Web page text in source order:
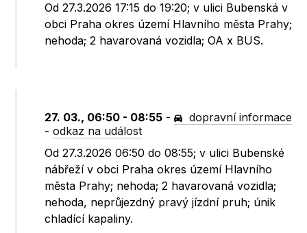
Od 27.3.2026 17:15 do 19:20; v ulici Bubenská v
obci Praha okres území Hlavního města Prahy;
nehoda; 2 havarovaná vozidla; OA x BUS.
27. 03., 06:50 - 08:55 -
dopravní informace
-odkaz na událost
Od 27.3.2026 06:50 do 08:55; v ulici Bubenské
nábřeží v obci Praha okres území Hlavního
města Prahy; nehoda; 2 havarovaná vozidla;
nehoda, neprůjezdný pravý jízdní pruh; únik
chladící kapaliny.